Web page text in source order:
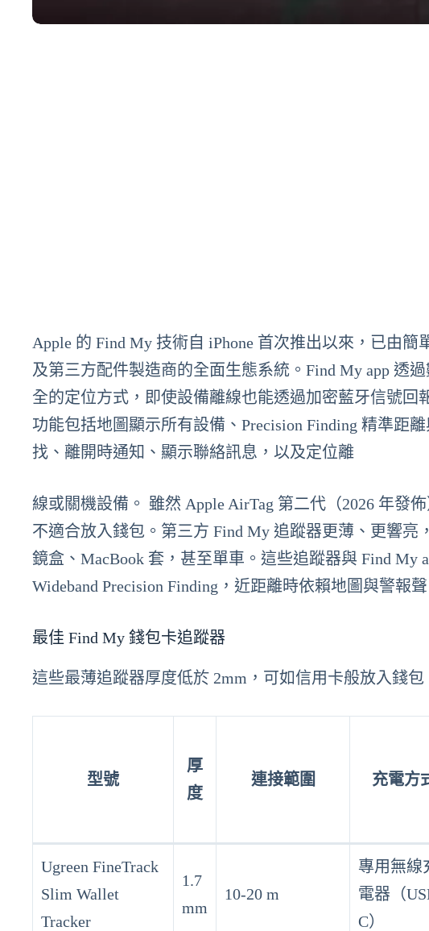
Apple 的 Find My 技術自 iPhone 首次推出以來，已由
及第三方配件製造商的全面生態系統。Find My app 透
全的定位方式，即使設備離線也能透過加密藍牙信號回
功能包括地圖顯示所有設備、Precision Finding 精準距
找、離開時通知、顯示聯絡訊息，以及定位離
線或關機設備。 雖然 Apple AirTag 第二代（2026 年發
不適合放入錢包。第三方 Find My 追蹤器更薄、更響
鏡盒、MacBook 套，甚至單車。這些追蹤器與 Find My
Wideband Precision Finding，近距離時依賴地圖與警報
最佳 Find My 錢包卡追蹤器
這些最薄追蹤器厚度低於 2mm，可如信用卡般放入錢包
型號
厚
度
連接範圍 充電方
Ugreen FineTrack
Slim Wallet
Tracker
1.7
mm
10-20 m
專用無線
電器（
C）